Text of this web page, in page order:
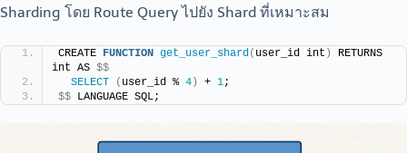
Sharding โดย Route Query ไปยัง Shard ที่เหมาะสม
CREATE FUNCTION get_user_shard( user_id int )
RETURNS
int AS $$
SELECT
( user_id % 4 ) + 1;
$$ LANGUAGE SQL;